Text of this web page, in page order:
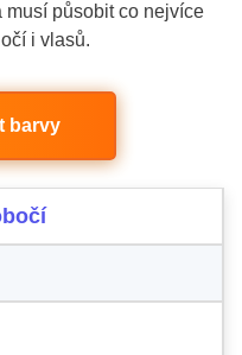
musí působit co nejvíce
i vlasů.
barvy